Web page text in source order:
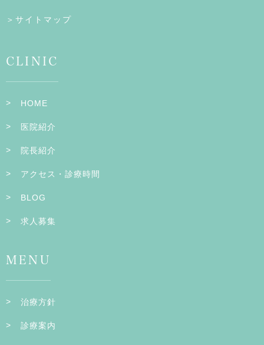
＞サイトマップ
CLINIC
HOME
医院紹介
院長紹介
アクセス・診療時間
BLOG
求人募集
MENU
治療方針
診療案内